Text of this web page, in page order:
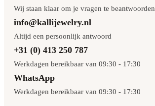
Wij staan klaar om je vragen te beantwoorden
info@kallijewelry.nl
Altijd een persoonlijk antwoord
+31 (0) 413 250 787
Werkdagen bereikbaar van 09:30 - 17:30
WhatsApp
Werkdagen bereikbaar van 09:30 - 17:30